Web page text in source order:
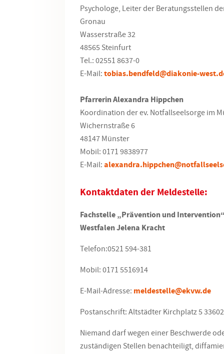
Psychologe, Leiter der Beratungsstellen
Gronau
Wasserstraße 32
48565 Steinfurt
Tel.: 02551 8637-0
E-Mail: tobias.bendfeld@diakonie-
Pfarrerin Alexandra Hippchen
Koordination der ev. Notfallseelsorge im
Wichernstraße6
48147 Münster
Mobil: 0171 9838977
E-Mail: alexandra.hippchen@
Kontaktdaten der Meldestelle:
Fachstelle „Prävention und
Westfalen Jelena Kracht
Telefon:0521 594-381
Mobil: 0171 5516914
E-Mail-Adresse: meldestelle@ekvw.de
Postanschrift: Altstädter Kirchplatz 5
Niemand darf wegen einer Beschwerde
zuständigen Stellen benachteiligt,